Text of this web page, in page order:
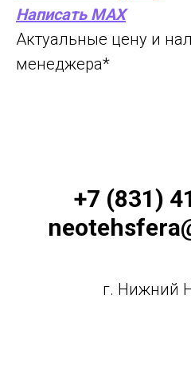
Написать MAX
Актуальные цену и
менеджера*
+7 (831)
г. Нижний